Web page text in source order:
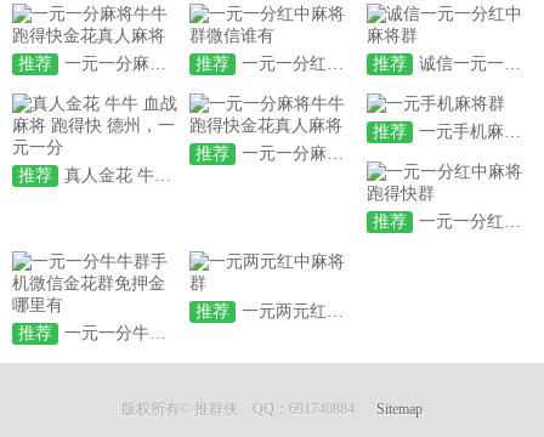
推荐 一元一分麻将牛牛跑得快金花真人麻将 推荐 一元一分红中麻将群微信谁有 推荐 诚信一元一分红中麻将群
推荐 真人金花 牛牛 血战麻将 跑得快 德州，一元一分
推荐 一元一分麻将牛牛跑得快金花真人麻将
推荐 一元手机麻将群
推荐 一元一分红中麻将跑得快群
推荐 一元一分牛牛群手机微信金花群免押金哪里有
推荐 一元两元红中麻将群
版权所有© 推群侠 QQ：691740884 Sitemap